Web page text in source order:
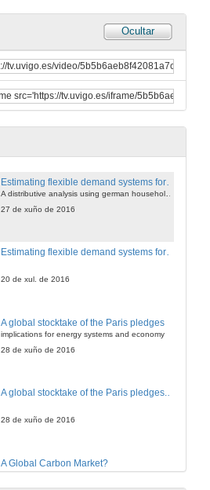
Ocultar
Heterogeneity in Residential Electricity Consumption
A Quantile Regression Approach
27 de xuño de 2016
Heterogeneity in Residential Electricity Consumption. Round of questions
A distributive analysis using german household data
27 de xuño de 2016
Estimating flexible demand systems for energy services. Round of questions
20 de xul. de 2016
A global stocktake of the Paris pledges
implications for energy systems and economy
28 de xuño de 2016
A global stocktake of the Paris pledges. Round of questions
28 de xuño de 2016
A Global Carbon Market?
Michael Pollit's intervention